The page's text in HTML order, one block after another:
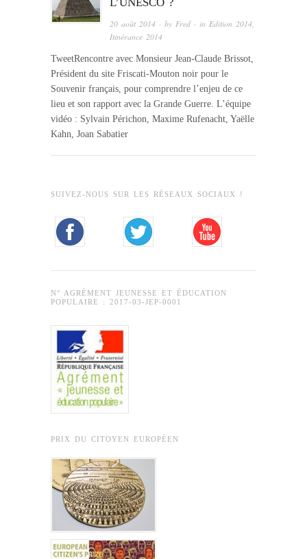
20 août 2014 · byFred · inEdition 2014,
Itinérance 2014
TweetRencontre avec Monsieur Jean-Claude Brissot,
Président du site Friscati-Mouton noir pour le
Souvenir français, pour comprendre l’enjeu de ce
lieu et son rapport avec la Grande Guerre. L’équipe
vidéo : Sylvain Périchon, Maxime Rufenacht, Yaëlle
Kahn, Joan Sabatier
SUIVEZ-NOUS SUR LES RÉSEAUX SOCIAUX !
N° AGRÉMENT JEUNESSE ET ÉDUCATION
POPULAIRE : 2017-03-JEP-0001
PRIX DU CITOYEN EUROPÉEN